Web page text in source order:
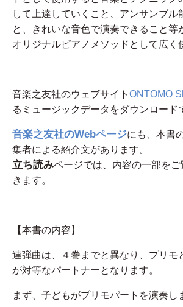
して上達していくこと、アンサンブル
と、きれいな音色で演奏できること等
オリジナルピアノメソッドとして広く
音楽之友社のウェブサイト ONTOMO
るミュージックデータをダウンロード
音楽之友社のWebページにも、本書
集者による紹介文があります。
立ち読みページでは、内容の一部を
きます。
【本書の内容】
連弾曲は、４巻までと異なり、プリモ
が対等なパートナーとなります。
まず、子どもがプリモパートを演奏し